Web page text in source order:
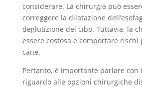
considerare. La chirurgia può
correggere la dilatazione
deglutizione del cibo. Tuttavia, la
essere costosa e comportare rischi
cane.
Pertanto, è importante parlare con
riguardo alle opzioni chirurgiche